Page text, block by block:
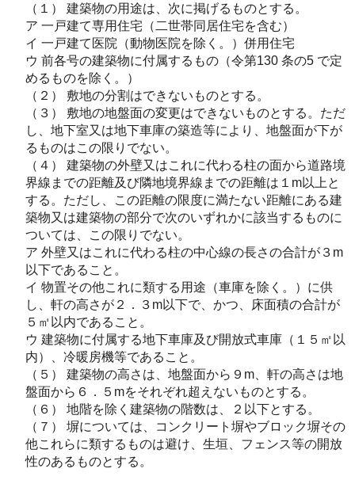
（１） 建築物の用途は、次に掲げるものとする。
ア 一戸建て専用住宅（二世帯同居住宅を含む）
イ 一戸建て医院（動物医院を除く。）併用住宅
ウ 前各号の建築物に付属するもの（令第130 条の5 で定
めるものを除く。）
（２） 敷地の分割はできないものとする。
（３） 敷地の地盤面の変更はできないものとする。ただ
し、地下室又は地下車庫の築造等により、地盤面が下が
るものはこの限りでない。
（４） 建築物の外壁又はこれに代わる柱の面から道路境
界線までの距離及び隣地境界線までの距離は１m以上と
する。ただし、この距離の限度に満たない距離にある建
築物又は建築物の部分で次のいずれかに該当するものに
ついては、この限りでない。
ア 外壁又はこれに代わる柱の中心線の長さの合計が３m
以下であること。
イ 物置その他これに類する用途（車庫を除く。）に供
し、軒の高さが２．３m以下で、かつ、床面積の合計が
５㎡以内であること。
ウ 建築物に付属する地下車庫及び開放式車庫（１５㎡以
内）、冷暖房機等であること。
（５） 建築物の高さは、地盤面から９m、軒の高さは地
盤面から６．５mをそれぞれ超えないものとする。
（６） 地階を除く建築物の階数は、２以下とする。
（７） 塀については、コンクリート塀やブロック塀その
他これらに類するものは避け、生垣、フェンス等の開放
性のあるものとする。